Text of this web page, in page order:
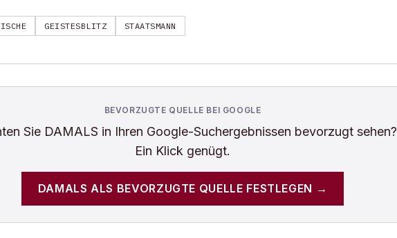
GEISTESBLITZ STAATSMANN
BEVORZUGTE QUELLE BEI GOOGLE
Sie DAMALS in Ihren Google-Suchergebnissen bevorzugt sehen?
Ein Klick genügt.
DAMALS ALS BEVORZUGTE QUELLE FESTLEGEN →